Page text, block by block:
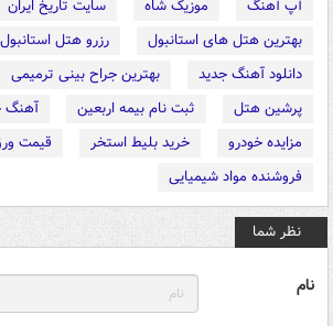
آپ آهنگ موزیک شاه
سایت تاریخ ایران
بهترین هتل های استانبول
رزرو هتل استانبول
دانلود آهنگ جدید
بهترین جراح بینی ترمیمی
پرشین هتل
ثبت نام بیمه اربعین
آهنگ
مزایده خودرو
خرید بلیط استخر
قیمت
فروشنده مواد شیمیایی
نظر شما
نام